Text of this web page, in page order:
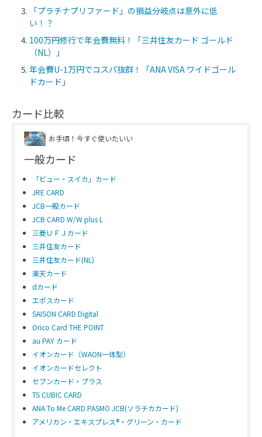
「プラチナプリファード」の損益分岐点は意外に低
い！？
100万円修行で年会費無料！「三井住友カード ゴールド
（NL）」
年会費U-1万円でコスパ抜群！「ANA VISA ワイドゴール
ドカード」
カード比較
お手頃！今すぐ使いたいい
一般カード
「ビュー・スイカ」カード
JRE CARD
JCB一般カード
JCB CARD W/W plus L
三菱ＵＦＪカード
三井住友カード
三井住友カード(NL)
楽天カード
dカード
エポスカード
SAISON CARD Digital
Orico Card THE POINT
au PAY カード
イオンカード（WAON一体型）
イオンカードセレクト
セブンカード・プラス
TS CUBIC CARD
ANA To Me CARD PASMO JCB(ソラチカカード)
アメリカン・エキスプレス®・グリーン・カード